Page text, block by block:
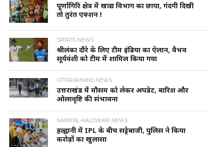
पूर्णागिरि क्षेत्र में खाद्य विभाग का छापा, गंदगी दिखी
तो तुरंत एक्शन !
SPORTS NEWS
श्रीलंका दौरे के लिए टीम इंडिया का ऐलान, वैभव
सूर्यवंशी को टीम में शामिल किया गया
UTTARAKHAND NEWS
उत्तराखंड में मौसम को लेकर अपडेट, बारिश और
ओलावृष्टि की संभावना
NAINITAL-HALDWANI NEWS
हल्द्वानी में IPL के बीच सट्टेबाजी, पुलिस ने किया
करोड़ों का खुलासा